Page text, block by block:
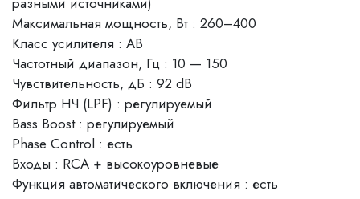
Максимальная мощность, Вт : 260–400
Класс усилителя : AB
Частотный диапазон, Гц : 10 — 150
Чувствительность, дБ : 92 dB
Фильтр НЧ (LPF) : регулируемый
Bass Boost : регулируемый
Phase Control : есть
Входы : RCA + высокоуровневые
Функция автоматического включения : есть